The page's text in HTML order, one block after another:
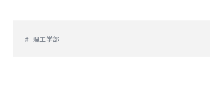
理工学部